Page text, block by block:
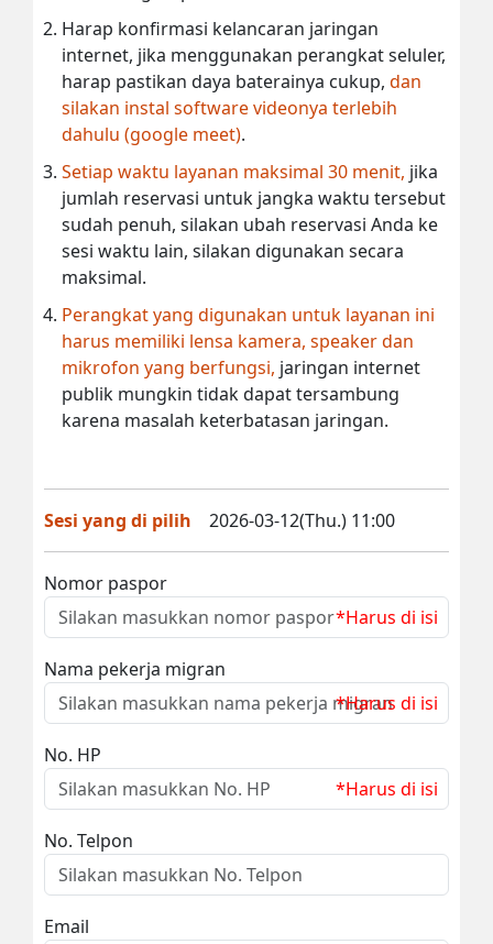
Harap konfirmasi kelancaran jaringan
internet, jika menggunakan perangkat seluler,
harap pastikan daya baterainya cukup, dan
silakan instal software videonya terlebih
dahulu (google meet).
Setiap waktu layanan maksimal 30 menit, jika
jumlah reservasi untuk jangka waktu tersebut
sudah penuh, silakan ubah reservasi Anda ke
sesi waktu lain, silakan digunakan secara
maksimal.
Perangkat yang digunakan untuk layanan ini
harus memiliki lensa kamera, speaker dan
mikrofon yang berfungsi, jaringan internet
publik mungkin tidak dapat tersambung
karena masalah keterbatasan jaringan.
Sesi yang di pilih 2026-03-12(Thu.) 11:00
Nomor paspor
*Harus di isi
Nama pekerja migran
*Harus di isi
No. HP
*Harus di isi
No. Telpon
Email